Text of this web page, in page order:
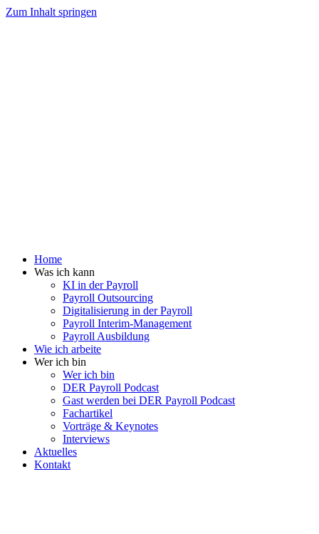
Zum Inhalt springen
Home
Was ich kann
KI in der Payroll
Payroll Outsourcing
Digitalisierung in der Payroll
Payroll Interim-Management
Payroll Ausbildung
Wie ich arbeite
Wer ich bin
Wer ich bin
DER Payroll Podcast
Gast werden bei DER Payroll Podcast
Fachartikel
Vorträge & Keynotes
Interviews
Aktuelles
Kontakt